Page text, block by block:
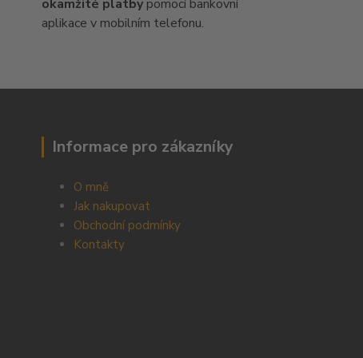
okamžité platby pomocí bankovní
aplikace v mobilním telefonu.
Informace pro zákazníky
O mně
Jak nakupovat
Obchodní podmínky
Kontakty